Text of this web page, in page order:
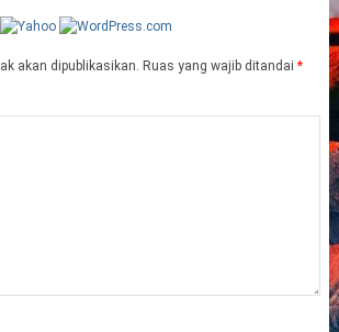
akan dipublikasikan. Ruas yang wajib ditandai *